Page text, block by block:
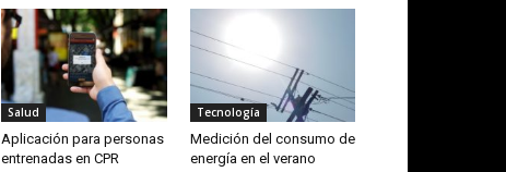
Salud
Aplicación para personas
entrenadas en CPR
Tecnología
Medición del consumo de
energía en el verano